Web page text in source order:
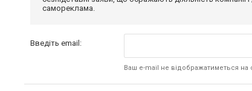
самореклама.
Введіть email:
Ваш e-mail не відображатиметься на